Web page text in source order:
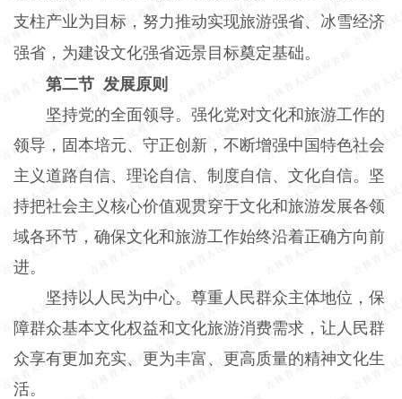
支柱产业为目标，努力推动实现旅游强省、冰雪经济
强省，为建设文化强省远景目标奠定基础。
第二节 发展原则
坚持党的全面领导。强化党对文化和旅游工作的
领导，固本培元、守正创新，不断增强中国特色社会
主义道路自信、理论自信、制度自信、文化自信。坚
持把社会主义核心价值观贯穿于文化和旅游发展各领
域各环节，确保文化和旅游工作始终沿着正确方向前
进。
坚持以人民为中心。尊重人民群众主体地位，保
障群众基本文化权益和文化旅游消费需求，让人民群
众享有更加充实、更为丰富、更高质量的精神文化生
活。